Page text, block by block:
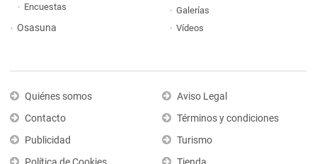
Encuestas
Osasuna
Galerías
Vídeos
Quiénes somos
Contacto
Publicidad
Aviso Legal
Términos y condiciones
Turismo